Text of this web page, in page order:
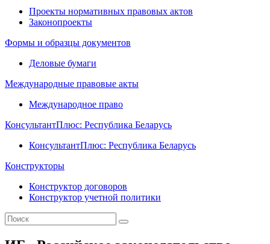
Проекты нормативных правовых актов
Законопроекты
Формы и образцы документов
Деловые бумаги
Международные правовые акты
Международное право
КонсультантПлюс: Республика Беларусь
КонсультантПлюс: Республика Беларусь
Конструкторы
Конструктор договоров
Конструктор учетной политики